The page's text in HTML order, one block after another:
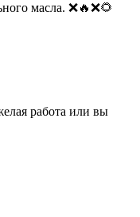
масла. ❌🔥❌🌻
работа или вы